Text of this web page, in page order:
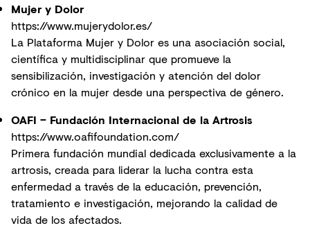
Mujer y Dolor
https://www.mujerydolor.es/
La Plataforma Mujer y Dolor es una asociación social,
científica y multidisciplinar que promueve la
sensibilización, investigación y atención del dolor
crónico en la mujer desde una perspectiva de género.
OAFI – Fundación Internacional de la Artrosis
https://www.oafifoundation.com/
Primera fundación mundial dedicada exclusivamente a la
artrosis, creada para liderar la lucha contra esta
enfermedad a través de la educación, prevención,
tratamiento e investigación, mejorando la calidad de
vida de los afectados.